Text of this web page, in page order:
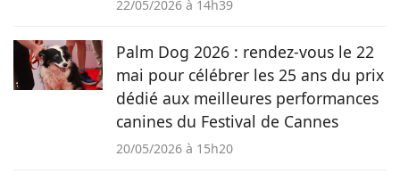
22/05/2026 à 14h39
Palm Dog 2026 : rendez-vous le 22
mai pour célébrer les 25 ans du prix
dédié aux meilleures performances
canines du Festival de Cannes
20/05/2026 à 15h20